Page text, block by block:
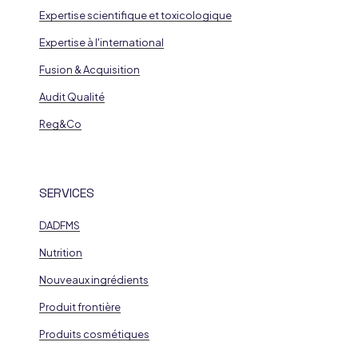
Expertise scientifique et toxicologique
Expertise à l'international
Fusion & Acquisition
Audit Qualité
Reg&Co
SERVICES
DADFMS
Nutrition
Nouveaux ingrédients
Produit frontière
Produits cosmétiques